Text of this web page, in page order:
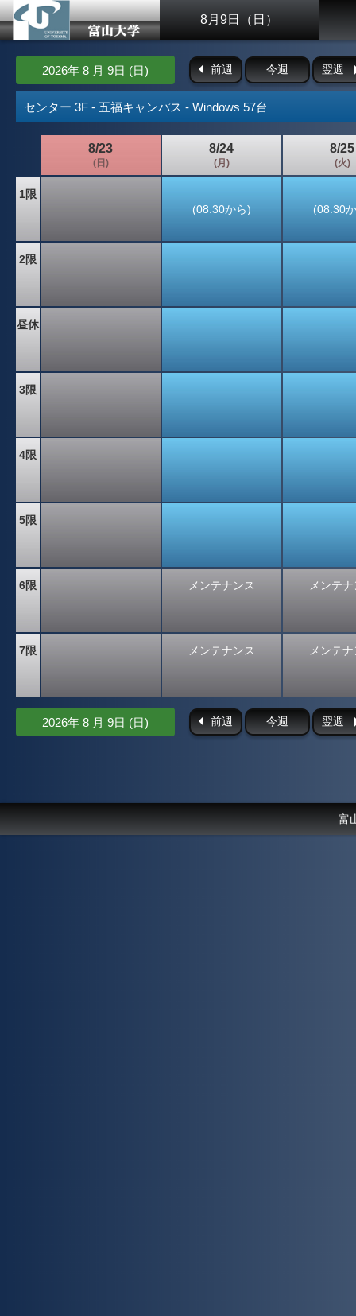
8月9日（日）
2026年 8 月 9日 (日) 前週 今週 翌週
センター 3F - 五福キャンパス - Windows 57台
8/23
(日)
8/24
(月)
8/25
(火)
1限
2限
昼休
3限
4限
5限
6限
7限
(08:30から)
メンテナンス
メンテナンス
(08:30
メンテ
メンテ
2026年 8 月 9日 (日) 前週 今週 翌週
富